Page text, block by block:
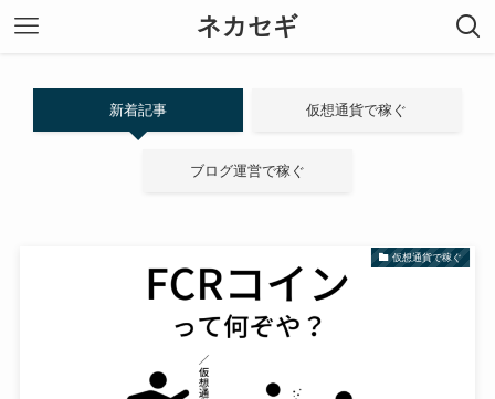
ネカセギ
新着記事 仮想通貨で稼ぐ
ブログ運営で稼ぐ
仮想通貨で稼ぐ